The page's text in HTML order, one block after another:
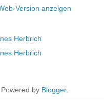
Version anzeigen
Herbrich
Herbrich
Powered by Blogger.